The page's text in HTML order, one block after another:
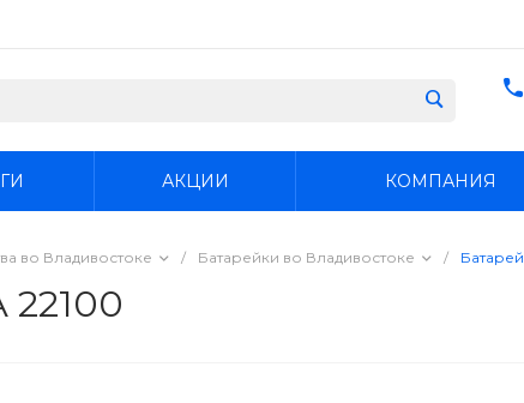
АКЦИИ КОМПАНИЯ
во Владивостоке / Батарейки во Владивостоке /